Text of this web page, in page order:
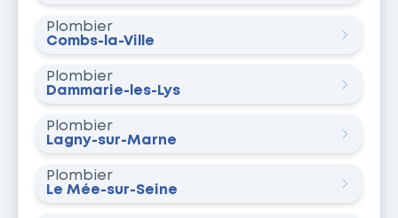
Plombier
Combs-la-Ville
Plombier
Dammarie-les-Lys
Plombier
Lagny-sur-Marne
Plombier
Le Mée-sur-Seine